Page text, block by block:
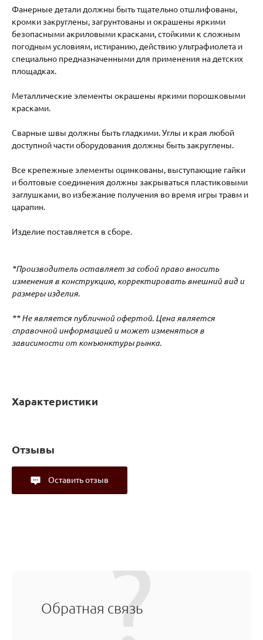
Фанерные детали должны быть тщательно отшлифованы,
кромки закруглены, загрунтованы и окрашены яркими
безопасными акриловыми красками, стойкими к сложным
погодным условиям, истиранию, действию ультрафиолета и
специально предназначенными для применения на детских
площадках.
Металлические элементы окрашены яркими порошковыми
красками.
Сварные швы должны быть гладкими. Углы и края любой
доступной части оборудования должны быть закруглены.
Все крепежные элементы оцинкованы, выступающие гайки
и болтовые соединения должны закрываться пластиковыми
заглушками, во избежание получения во время игры травм и
царапин.
Изделие поставляется в сборе.
*Производитель оставляет за собой право вносить
изменения в конструкцию, корректировать внешний вид и
размеры изделия.
** Не является публичной офертой. Цена является
справочной информацией иможет изменяться в
зависимости от конъюнктуры рынка.
Характеристики
Отзывы
Оставить отзыв
Обратная связь